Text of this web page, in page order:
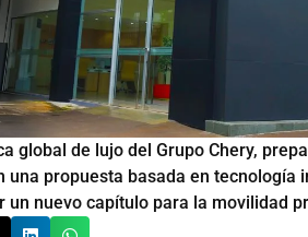
global de lujo del Grupo Chery,
una propuesta basada en
un nuevo capítulo para la movilidad